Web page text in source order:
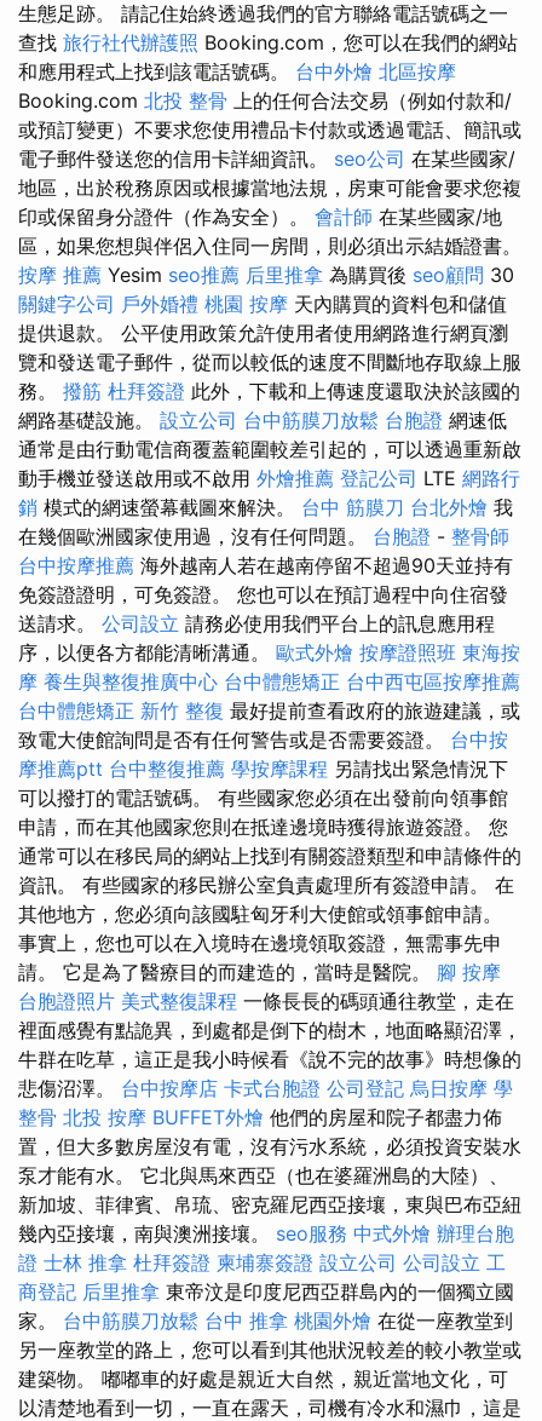
生態足跡。 請記住始終透過我們的官方聯絡電話號碼之一
查找 旅行社代辦護照 Booking.com，您可以在我們的網站
和應用程式上找到該電話號碼。 台中外燴 北區按摩
Booking.com 北投 整骨 上的任何合法交易（例如付款和/
或預訂變更）不要求您使用禮品卡付款或透過電話、簡訊或
電子郵件發送您的信用卡詳細資訊。 seo公司 在某些國家/
地區，出於稅務原因或根據當地法規，房東可能會要求您複
印或保留身分證件（作為安全）。 會計師 在某些國家/地
區，如果您想與伴侶入住同一房間，則必須出示結婚證書。
按摩 推薦 Yesim seo推薦 后里推拿 為購買後 seo顧問 30
關鍵字公司 戶外婚禮 桃園 按摩 天內購買的資料包和儲值
提供退款。 公平使用政策允許使用者使用網路進行網頁瀏
覽和發送電子郵件，從而以較低的速度不間斷地存取線上服
務。 撥筋 杜拜簽證 此外，下載和上傳速度還取決於該國的
網路基礎設施。 設立公司 台中筋膜刀放鬆 台胞證 網速低
通常是由行動電信商覆蓋範圍較差引起的，可以透過重新啟
動手機並發送啟用或不啟用 外燴推薦 登記公司 LTE 網路行
銷 模式的網速螢幕截圖來解決。 台中 筋膜刀 台北外燴 我
在幾個歐洲國家使用過，沒有任何問題。 台胞證 - 整骨師
台中按摩推薦 海外越南人若在越南停留不超過90天並持有
免簽證證明，可免簽證。 您也可以在預訂過程中向住宿發
送請求。 公司設立 請務必使用我們平台上的訊息應用程
序，以便各方都能清晰溝通。 歐式外燴 按摩證照班 東海按
摩 養生與整復推廣中心 台中體態矯正 台中西屯區按摩推薦
台中體態矯正 新竹 整復 最好提前查看政府的旅遊建議，或
致電大使館詢問是否有任何警告或是否需要簽證。 台中按
摩推薦ptt 台中整復推薦 學按摩課程 另請找出緊急情況下
可以撥打的電話號碼。 有些國家您必須在出發前向領事館
申請，而在其他國家您則在抵達邊境時獲得旅遊簽證。 您
通常可以在移民局的網站上找到有關簽證類型和申請條件的
資訊。 有些國家的移民辦公室負責處理所有簽證申請。 在
其他地方，您必須向該國駐匈牙利大使館或領事館申請。
事實上，您也可以在入境時在邊境領取簽證，無需事先申
請。 它是為了醫療目的而建造的，當時是醫院。 腳 按摩
台胞證照片 美式整復課程 一條長長的碼頭通往教堂，走在
裡面感覺有點詭異，到處都是倒下的樹木，地面略顯沼澤，
牛群在吃草，這正是我小時候看《說不完的故事》時想像的
悲傷沼澤。 台中按摩店 卡式台胞證 公司登記 烏日按摩 學
整骨 北投 按摩 BUFFET外燴 他們的房屋和院子都盡力佈
置，但大多數房屋沒有電，沒有污水系統，必須投資安裝水
泵才能有水。 它北與馬來西亞（也在婆羅洲島的大陸）、
新加坡、菲律賓、帛琉、密克羅尼西亞接壤，東與巴布亞紐
幾內亞接壤，南與澳洲接壤。 seo服務 中式外燴 辦理台胞
證 士林 推拿 杜拜簽證 柬埔寨簽證 設立公司 公司設立 工
商登記 后里推拿 東帝汶是印度尼西亞群島內的一個獨立國
家。 台中筋膜刀放鬆 台中 推拿 桃園外燴 在從一座教堂到
另一座教堂的路上，您可以看到其他狀況較差的較小教堂或
建築物。 嘟嘟車的好處是親近大自然，親近當地文化，可
以清楚地看到一切，一直在露天，司機有冷水和濕巾，這是